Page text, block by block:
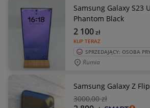
Samsung Galaxy S23
Phantom Black
KUP TERAZ
2 100zł
SPRZEDAJĄCY: OSOBA
Rumia
Samsung Galaxy Z
3000,00 zł